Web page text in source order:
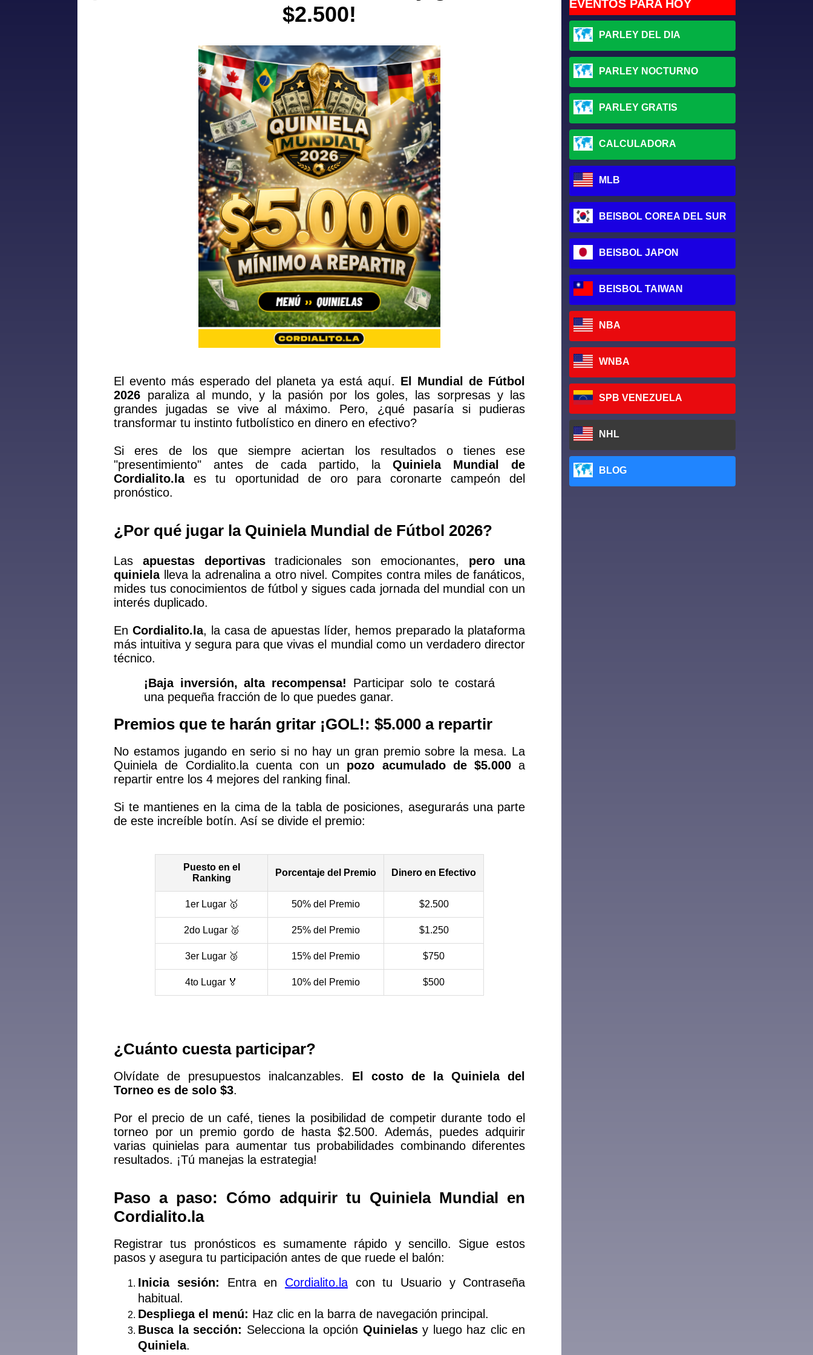
$2.500!
El evento más esperado del planeta ya está aquí. El Mundial de Fútbol
2026 paraliza al mundo, y la pasión por los goles, las sorpresas y las
grandes jugadas se vive al máximo. Pero, ¿qué pasaría si pudieras
transformar tu instinto futbolístico en dinero en efectivo?
Si eres de los que siempre aciertan los resultados o tienes ese
"presentimiento" antes de cada partido, laQuiniela Mundial
de
Cordialito.laes tu oportunidad de oro para coronarte campeón del
pronóstico.
¿Por qué jugar la Quiniela Mundial de Fútbol 2026?
Las apuestas deportivastradicionales son emocionantes, pero una
quinielalleva la adrenalina a otro nivel. Compites contra miles de fanáticos,
mides tus conocimientos de fútbol y sigues cada jornada del mundial con un
interés duplicado.
EnCordialito.la, la casa de apuestas líder, hemos preparado la plataforma
más intuitiva y segura para que vivas el mundial como un verdadero director
técnico.
¡Baja inversión, alta recompensa! Participar solo te costará
una pequeña fracción de lo que puedes ganar.
Premios que te harán gritar ¡GOL!: $5.000 a repartir
No estamos jugando en serio si no hay un gran premio sobre la mesa. La
Quiniela de Cordialito.la cuenta con un pozo acumulado de $5.000 a
repartir entre los 4 mejores del ranking final.
Si te mantienes en la cima de la tabla de posiciones, asegurarás una parte
de este increíble botín. Así se divide el premio:
Puesto en el
Ranking
Porcentaje del Premio Dinero en Efectivo
1er Lugar 🥇 50% del Premio $2.500
2do Lugar 🥈 25% del Premio $1.250
3er Lugar 🥉 15% del Premio $750
4to Lugar 🏅 10% del Premio $500
¿Cuánto cuesta participar?
Olvídate de presupuestos inalcanzables. El costo de la Quiniela del
Torneo es de solo $3.
Por el precio de un café, tienes la posibilidad de competir durante todo el
torneo por un premio gordo de hasta $2.500. Además, puedes adquirir
varias quinielas para aumentar tus probabilidades combinando diferentes
resultados. ¡Tú manejas la estrategia!
Paso a paso: Cómo adquirir tu Quiniela Mundial en
Cordialito.la
Registrar tus pronósticos es sumamente rápido y sencillo. Sigue estos
pasos y asegura tu participación antes de que ruede el balón:
Inicia sesión: Entra en Cordialito.lacon tu Usuario y Contraseña
habitual.
Despliega el menú: Haz clic en la barra de navegación principal.
Busca la sección: Selecciona la opción Quinielasy luego haz clic en
Quiniela.
EVENTOS PARA HOY
PARLEY DEL DIA
PARLEY NOCTURNO
PARLEY GRATIS
CALCULADORA
MLB
BEISBOL COREA DEL SUR
BEISBOL JAPON
BEISBOL TAIWAN
NBA
WNBA
SPB VENEZUELA
NHL
BLOG